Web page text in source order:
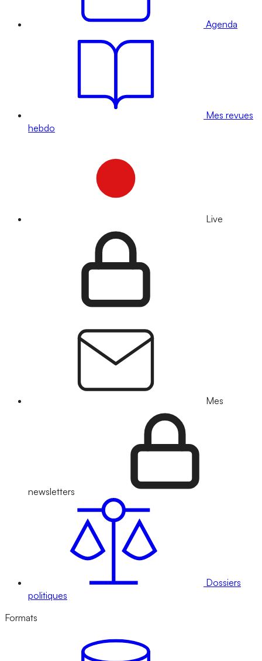
Agenda
Mes revues
hebdo
Live
Mes
newsletters
Dossiers
politiques
Formats